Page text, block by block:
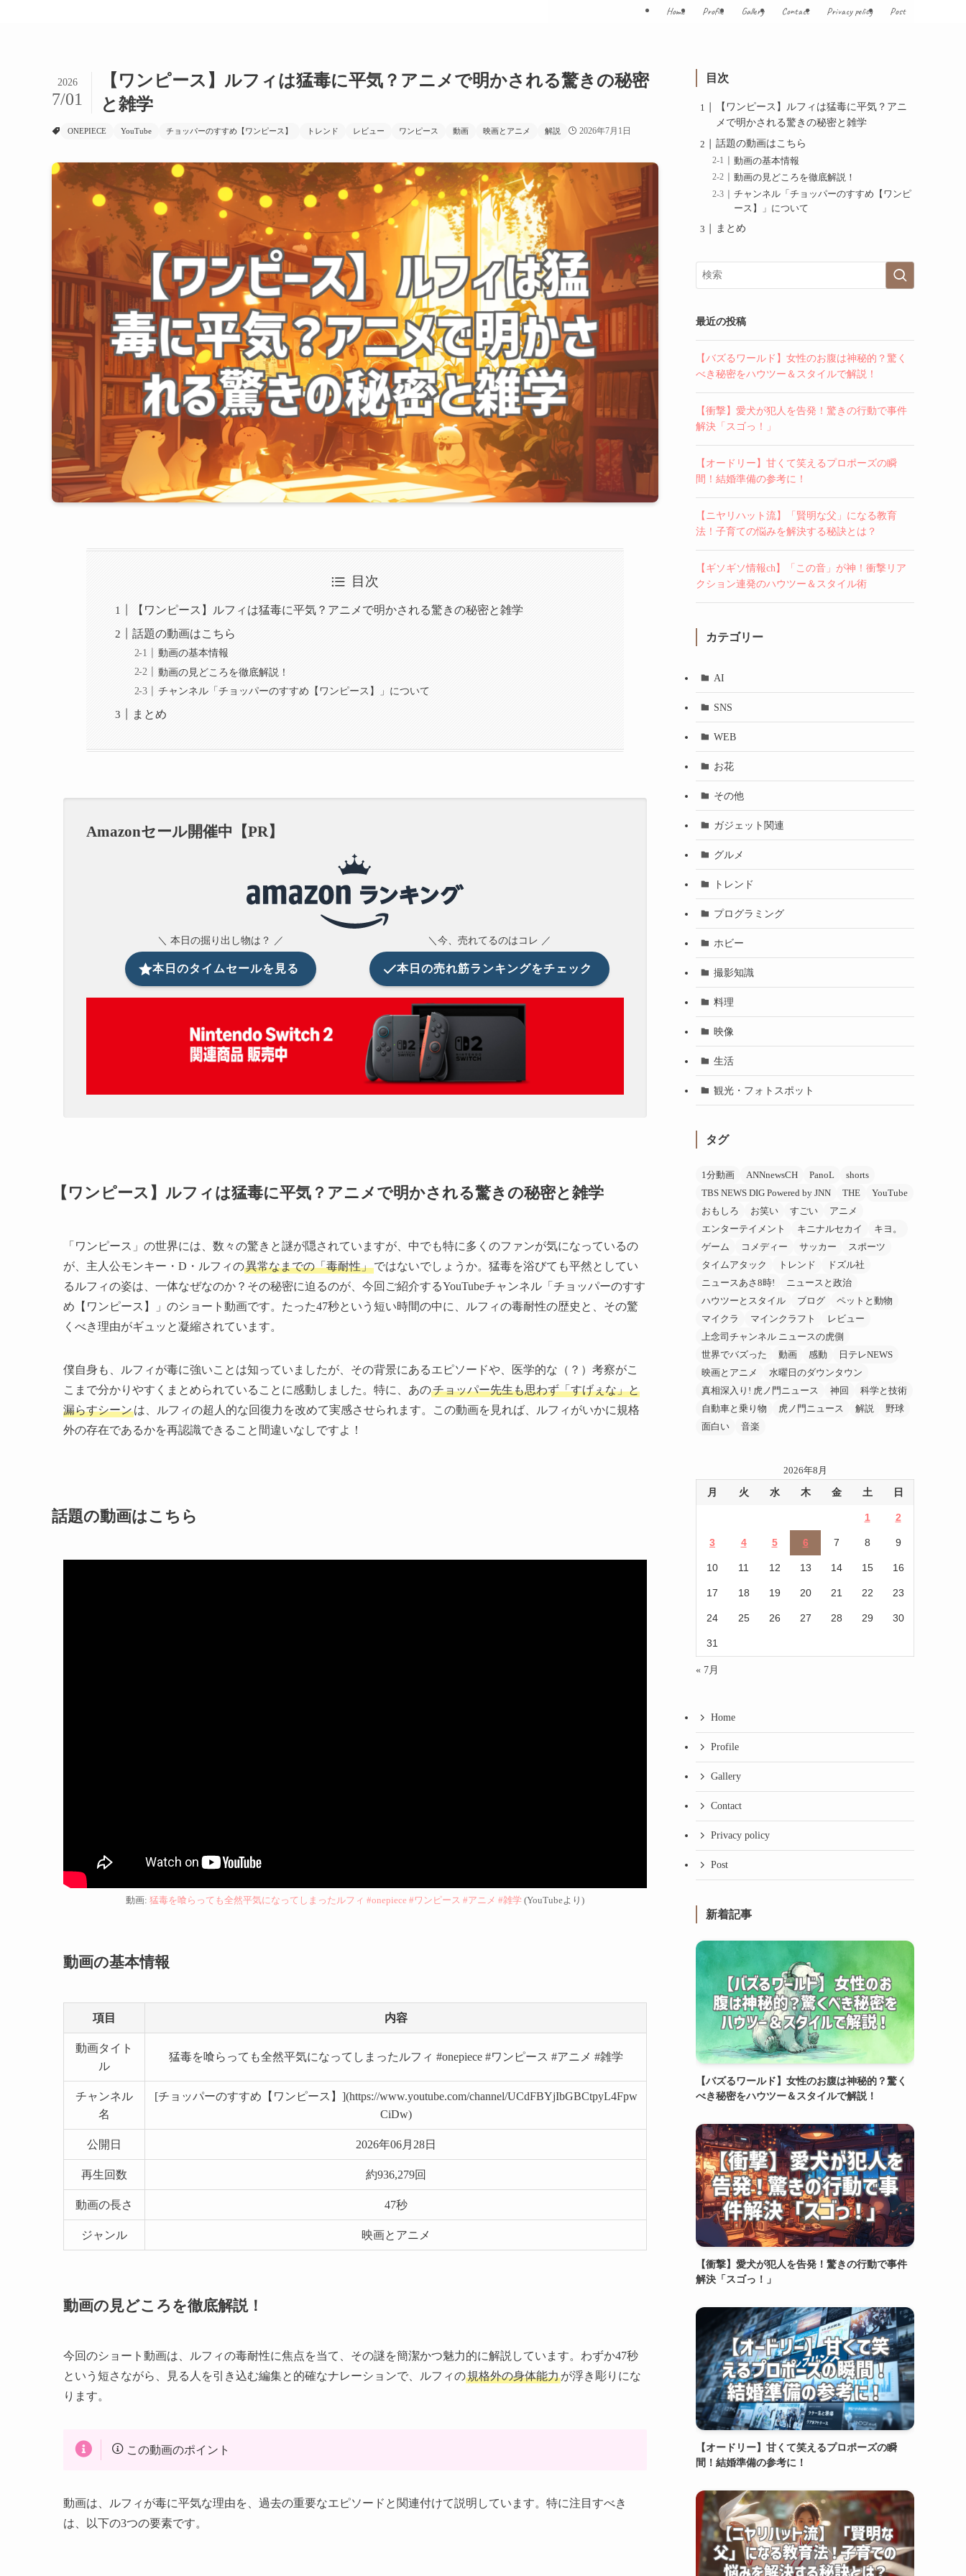
Home Profile Gallery Contact Privacy policy Post
【ワンピース】ルフィは猛毒に平気？アニメで明かされる驚きの秘密
と雑学
2026
7/01
ONEPIECE YouTube チョッパーのすすめ【ワンピース】 トレンド レビュー ワンピース 動画 映画とアニメ 解説 2026年7月1日
目次
【ワンピース】ルフィは猛毒に平気？アニメで明かされる驚きの秘密と雑学
話題の動画はこちら
動画の基本情報
動画の見どころを徹底解説！
チャンネル「チョッパーのすすめ【ワンピース】」について
まとめ
Amazonセール開催中【PR】
＼ 本日の掘り出し物は？ ／
本日のタイムセールを見る
＼今、売れてるのはコレ ／
本日の売れ筋ランキングをチェック
【ワンピース】ルフィは猛毒に平気？アニメで明かされる驚きの秘密と雑学
「ワンピース」の世界には、数々の驚きと謎が隠されていますが、中でも特に多くのファンが気になっているの
が、主人公モンキー・D・ルフィの異常なまでの「毒耐性」ではないでしょうか。猛毒を浴びても平然としてい
るルフィの姿は、一体なぜなのか？その秘密に迫るのが、今回ご紹介するYouTubeチャンネル「チョッパーのすす
め【ワンピース】」のショート動画です。たった47秒という短い時間の中に、ルフィの毒耐性の歴史と、その驚
くべき理由がギュッと凝縮されています。
僕自身も、ルフィが毒に強いことは知っていましたが、その背景にあるエピソードや、医学的な（？）考察がこ
こまで分かりやすくまとめられていることに感動しました。特に、あのチョッパー先生も思わず「すげぇな」と
漏らすシーンは、ルフィの超人的な回復力を改めて実感させられます。この動画を見れば、ルフィがいかに規格
外の存在であるかを再認識できること間違いなしですよ！
話題の動画はこちら
動画: 猛毒を喰らっても全然平気になってしまったルフィ #onepiece #ワンピース #アニメ #雑学 (YouTubeより)
動画の基本情報
項目 内容
動画タイト
ル
猛毒を喰らっても全然平気になってしまったルフィ #onepiece #ワンピース #アニメ #雑学
チャンネル
名
[チョッパーのすすめ【ワンピース】](https://www.youtube.com/channel/UCdFBYjIbGBCtpyL4Fpw
CiDw)
公開日 2026年06月28日
再生回数 約936,279回
動画の長さ 47秒
ジャンル 映画とアニメ
動画の見どころを徹底解説！
今回のショート動画は、ルフィの毒耐性に焦点を当て、その謎を簡潔かつ魅力的に解説しています。わずか47秒
という短さながら、見る人を引き込む編集と的確なナレーションで、ルフィの規格外の身体能力が浮き彫りにな
ります。
この動画のポイント
動画は、ルフィが毒に平気な理由を、過去の重要なエピソードと関連付けて説明しています。特に注目すべき
は、以下の3つの要素です。
目次
【ワンピース】ルフィは猛毒に平気？アニ
メで明かされる驚きの秘密と雑学
話題の動画はこちら
動画の基本情報
動画の見どころを徹底解説！
チャンネル「チョッパーのすすめ【ワンピ
ース】」について
まとめ
最近の投稿
【バズるワールド】女性のお腹は神秘的？驚く
べき秘密をハウツー＆スタイルで解説！
【衝撃】愛犬が犯人を告発！驚きの行動で事件
解決「スゴっ！」
【オードリー】甘くて笑えるプロポーズの瞬
間！結婚準備の参考に！
【ニヤリハット流】「賢明な父」になる教育
法！子育ての悩みを解決する秘訣とは？
【ギソギソ情報ch】「この音」が神！衝撃リア
クション連発のハウツー＆スタイル術
カテゴリー
AI
SNS
WEB
お花
その他
ガジェット関連
グルメ
トレンド
プログラミング
ホビー
撮影知識
料理
映像
生活
観光・フォトスポット
タグ
1分動画 ANNnewsCH PanoL
shorts
TBS NEWS DIG Powered by JNN
THE
YouTube
おもしろ
お笑い すごい
アニメ
エンターテイメント
キニナルセカイ
キヨ。
ゲーム
コメディー サッカー
スポーツ
タイムアタック
トレンド
ドズル社
ニュースあさ8時!
ニュースと政治
ハウツーとスタイル
ブログ
ペットと動物
マイクラ
マインクラフト
レビュー
上念司チャンネル ニュースの虎側
世界でバズった
動画 感動
日テレNEWS
映画とアニメ
水曜日のダウンタウン
真相深入り! 虎ノ門ニュース
神回
科学と技術
自動車と乗り物
虎ノ門ニュース 解説
野球
面白い
音楽
2026年8月
月 火 水 木 金 土 日
1 2
3 4 5 6 7 8 9
10 11 12 13 14 15 16
17 18 19 20 21 22 23
24 25 26 27 28 29 30
31
« 7月
Home
Profile
Gallery
Contact
Privacy policy
Post
新着記事
【バズるワールド】女性のお腹は神秘的？驚く
べき秘密をハウツー＆スタイルで解説！
【衝撃】愛犬が犯人を告発！驚きの行動で事件
解決「スゴっ！」
【オードリー】甘くて笑えるプロポーズの瞬
間！結婚準備の参考に！